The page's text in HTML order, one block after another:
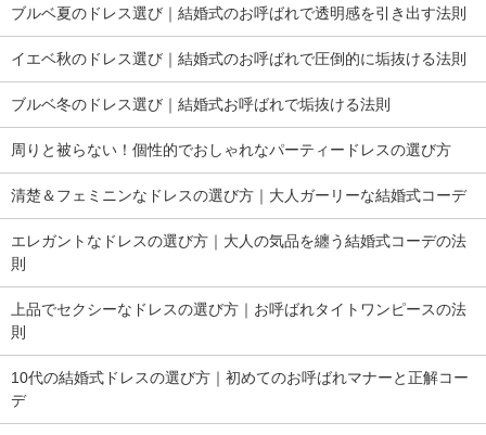
ブルベ夏のドレス選び｜結婚式のお呼ばれで透明感を引き出す法則
イエベ秋のドレス選び｜結婚式のお呼ばれで圧倒的に垢抜ける法則
ブルベ冬のドレス選び｜結婚式お呼ばれで垢抜ける法則
周りと被らない！個性的でおしゃれなパーティードレスの選び方
清楚＆フェミニンなドレスの選び方｜大人ガーリーな結婚式コーデ
エレガントなドレスの選び方｜大人の気品を纏う結婚式コーデの法
則
上品でセクシーなドレスの選び方｜お呼ばれタイトワンピースの法
則
10代の結婚式ドレスの選び方｜初めてのお呼ばれマナーと正解コー
デ